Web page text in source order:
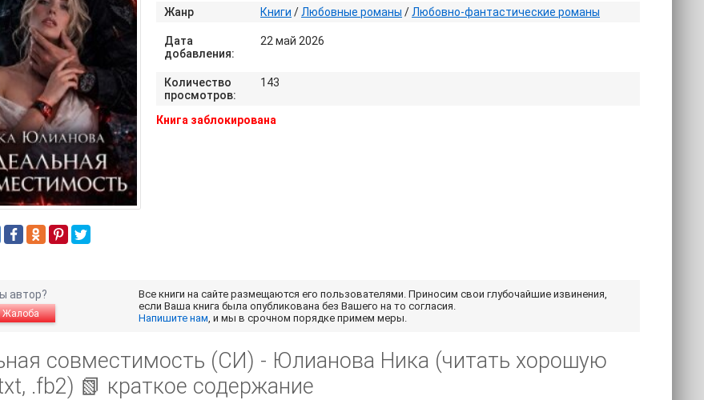
Жанр Книги / Любовные романы / Любовно-фантастические романы
Дата
добавления:
22 май 2026
Количество
просмотров:
143
Книга заблокирована
автор?
Жалоба
Все книги на сайте размещаются его пользователями. Приносим свои глубочайшие извинения,
если Ваша книга была опубликована без Вашего на то согласия.
Напишите нам , и мы в срочном порядке примем меры.
совместимость (СИ) - Юлианова Ника (читать хорошую
.fb2) 📗 краткое содержание